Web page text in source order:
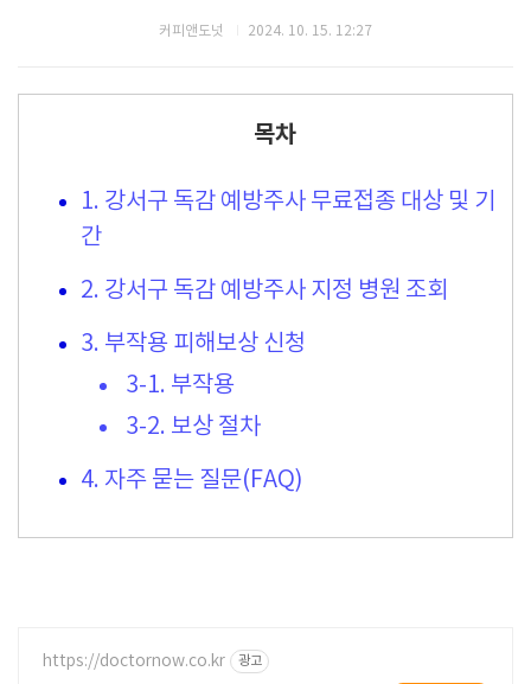
커피앤도넛 2024. 10. 15. 12:27
목차
1. 강서구 독감 예방주사 무료접종 대상 및 기
간
2. 강서구 독감 예방주사 지정 병원 조회
3. 부작용 피해보상 신청
3-1. 부작용
3-2. 보상 절차
4. 자주 묻는 질문(FAQ)
https://doctornow.co.kr 광고